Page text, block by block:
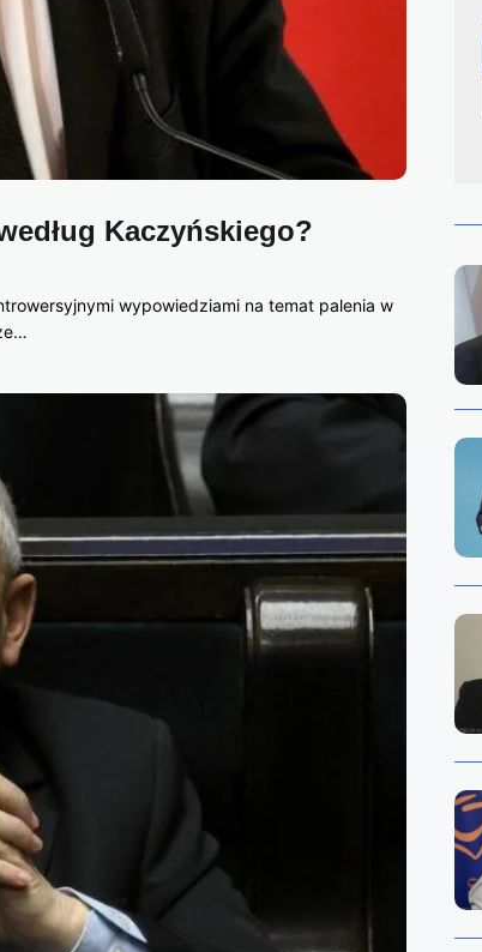
Kaczyńskiego?
wypowiedziami na temat palenia w